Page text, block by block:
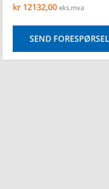
kr 12132,00 eks.mva
SEND FORESPØRSEL